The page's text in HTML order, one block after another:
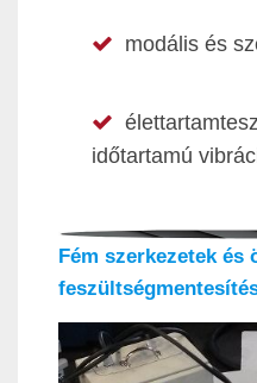
modális és
időtartamú
Fém szerkezetek és